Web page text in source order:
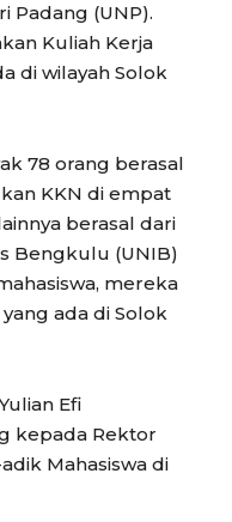
Padang (UNP).
Kuliah Kerja
di wilayah Solok
78 orang berasal
KKN di empat
berasal dari
Bengkulu (UNIB)
mereka
ada di Solok
Efi
kepada Rektor
Mahasiswa di